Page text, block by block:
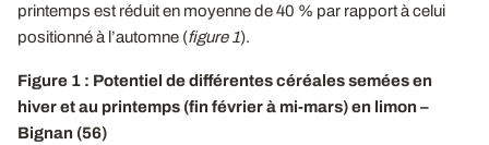
printemps est réduit en moyenne de 40 % par rapport à celui
positionné à l’automne (figure 1).
Figure 1 : Potentiel de différentes céréales semées en
hiver et au printemps (fin février à mi-mars) en limon –
Bignan (56)